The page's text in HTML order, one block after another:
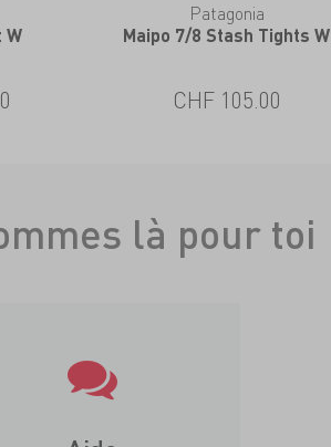
W
Patagonia
Maipo 7/8 Stash Tights W
CHF 105.00
là pour toi